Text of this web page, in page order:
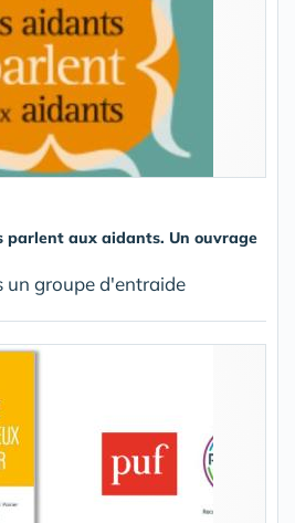
parlent aux aidants. Un ouvrage
un groupe d'entraide